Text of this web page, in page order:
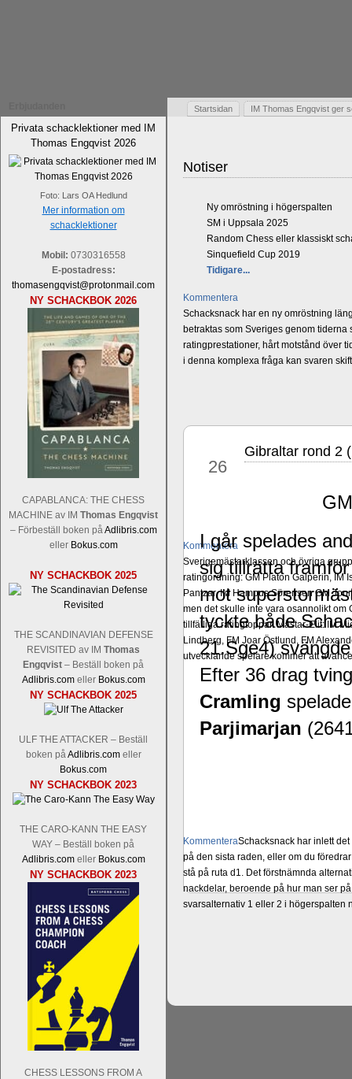
Privata schacklektioner med IM
Thomas Engqvist 2026
Foto: Lars OA Hedlund
Mer information om
schacklektioner
Mobil: 0730316558
E-postadress:
thomasengqvist@protonmail.com
NY SCHACKBOK 2026
CAPABLANCA: THE CHESS
MACHINE av IM Thomas Engqvist
– Förbeställ boken påAdlibris.com
eller Bokus.com
NY SCHACKBOK 2025
THE SCANDINAVIAN DEFENSE
REVISITED av IM Thomas
Engqvist – Beställ boken på
Adlibris.comeller Bokus.com
NY SCHACKBOK 2025
ULF THE ATTACKER – Beställ
boken påAdlibris.comeller
Bokus.com
NY SCHACKBOK 2023
THE CARO-KANN THE EASY
WAY – Beställ boken på
Adlibris.comeller Bokus.com
NY SCHACKBOK 2023
CHESS LESSONS FROM A
Startsidan IM Thomas Engqvist ger
Notiser
Ny omröstning i högerspalten
SM i Uppsala 2025
Random Chess eller klassiskt
Sinquefield Cup 2019
Tidigare...
Kommentera
Schacksnack har en ny omröstning
betraktas som Sveriges genom
ratingprestationer, hårt motstånd över
i denna komplexa fråga kan svaren
Kommentera
Sverigemästarklassen och övriga
ratingordning: GM Platon Galperin, IM
Pantzar, IM Hampus Sörensen GM
men det skulle inte vara osannolikt om
tillfälliga ratingtoppar. Mästar-Elit: IM
Lindberg, FM Joar Östlund, FM
utvecklande spelare kommer att
KommenteraSchacksnack har inlett
på den sista raden, eller om du
stå på ruta d1. Det förstnämnda
nackdelar, beroende på hur man ser
svarsalternativ 1 eller 2 i högerspalten
26
Gibraltar rond 2
I går spelades
sig tillrätta
mot
tyckte både
21.Sge4)
Efter 36 drag
Cramling
Parjimarjan